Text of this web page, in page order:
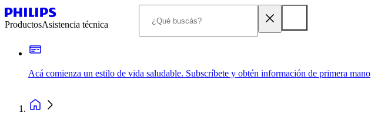
ProductosAsistencia técnica
Acá comienza un estilo de vida saludable. Subscríbete y obtén información de primera mano